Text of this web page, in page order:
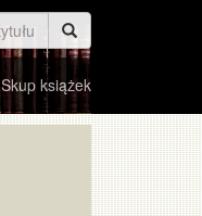
Skup książek